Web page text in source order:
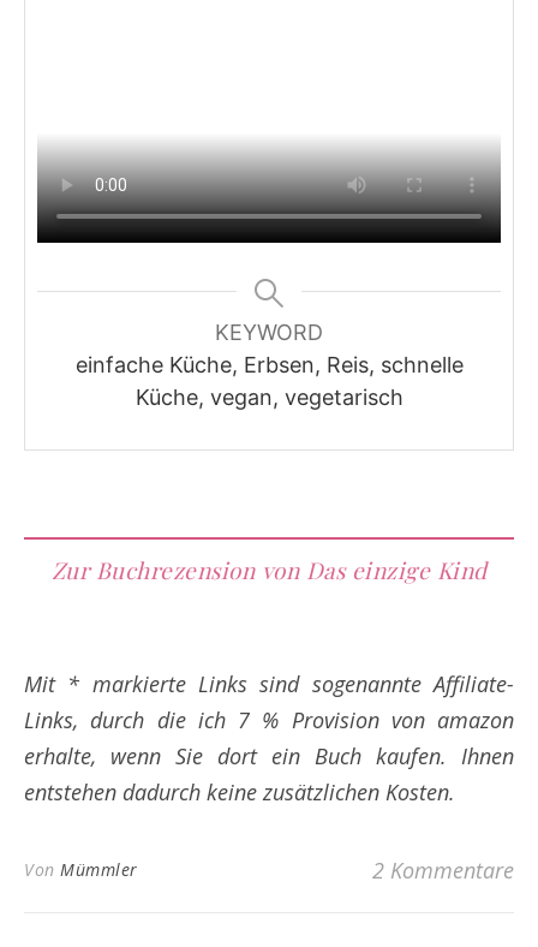
KEYWORD
einfache Küche, Erbsen, Reis, schnelle
Küche, vegan, vegetarisch
Zur Buchrezension von Das einzige Kind
Mit * markierte Links sind sogenannte Affiliate-
Links, durch die ich 7 % Provision von amazon
erhalte, wenn Sie dort ein Buch kaufen. Ihnen
entstehen dadurch keine zusätzlichen Kosten.
Von Mümmler 2 Kommentare